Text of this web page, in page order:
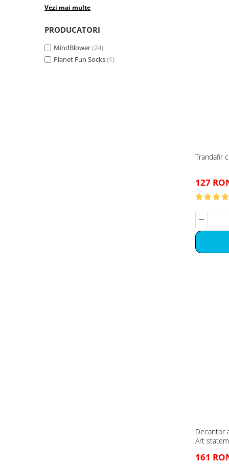
Vezi mai multe
PRODUCATORI
MindBlower(24)
Planet Fun Socks(1)
Trandafir
127
Decantor
Art
161